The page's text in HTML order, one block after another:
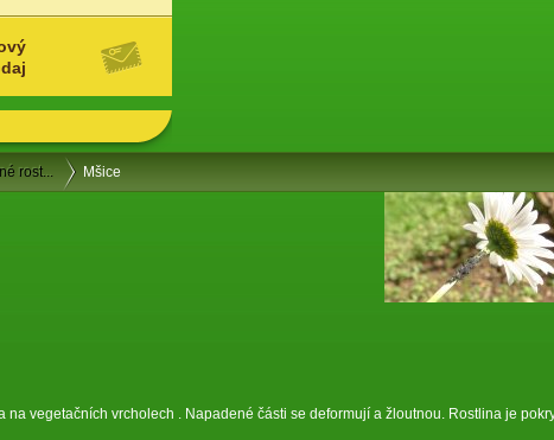
rost... Mšice
na vegetačních vrcholech . Napadené části se deformují a žloutnou. Rostlina je